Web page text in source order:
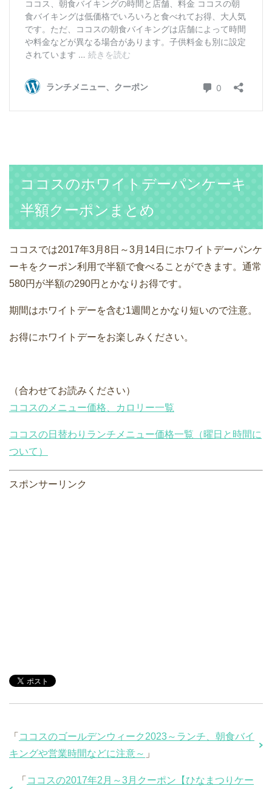
ココスのホワイトデーパンケーキ
半額クーポンまとめ
ココスでは2017年3月8日～3月14日にホワイトデーパンケ
ーキをクーポン利用で半額で食べることができます。通常
580円が半額の290円とかなりお得です。
期間はホワイトデーを含む1週間とかなり短いので注意。
お得にホワイトデーをお楽しみください。
（合わせてお読みください）
ココスのメニュー価格、カロリー一覧
ココスの日替わりランチメニュー価格一覧（曜日と時間に
ついて）
スポンサーリンク
「 ココスのゴールデンウィーク2023～ランチ、朝食バイ
キングや営業時間などに注意～ 」
「 ココスの2017年2月～3月クーポン【ひなまつりケー